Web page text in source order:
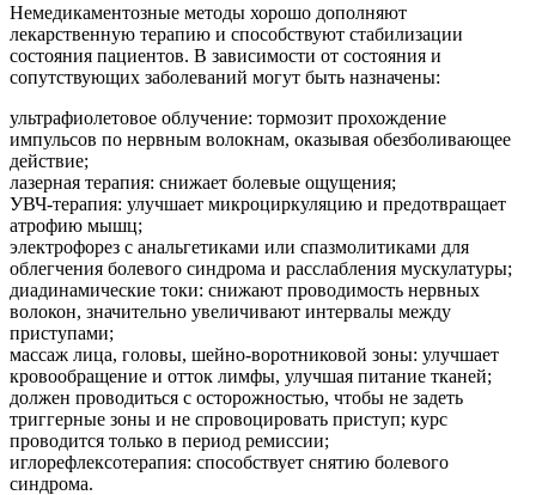
Немедикаментозные методы хорошо дополняют
лекарственную терапию и способствуют стабилизации
состояния пациентов. В зависимости от состояния и
сопутствующих заболеваний могут быть назначены:
ультрафиолетовое облучение: тормозит прохождение
импульсов по нервным волокнам, оказывая обезболивающее
действие;
лазерная терапия: снижает болевые ощущения;
УВЧ-терапия: улучшает микроциркуляцию и предотвращает
атрофию мышц;
электрофорез с анальгетиками или спазмолитиками для
облегчения болевого синдрома и расслабления мускулатуры;
диадинамические токи: снижают проводимость нервных
волокон, значительно увеличивают интервалы между
приступами;
массаж лица, головы, шейно-воротниковой зоны: улучшает
кровообращение и отток лимфы, улучшая питание тканей;
должен проводиться с осторожностью, чтобы не задеть
триггерные зоны и не спровоцировать приступ; курс
проводится только в период ремиссии;
иглорефлексотерапия: способствует снятию болевого
синдрома.